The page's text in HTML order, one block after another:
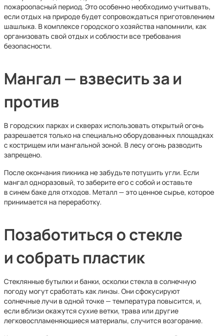
пожароопасный период. Это особенно необходимо учитывать,
если отдых на природе будет сопровождаться приготовлением
шашлыка. В комплексе городского хозяйства напомнили, как
организовать свой отдых и соблюсти все требования
безопасности.
Мангал — взвесить за и
против
В городских парках и скверах использовать открытый огонь
разрешается только на специально оборудованных площадках
с кострищем или мангальной зоной. В лесу огонь разводить
запрещено.
После окончания пикника не забудьте потушить угли. Если
мангал одноразовый, то заберите его с собой и оставьте
в синем баке для отходов. Металл — это ценное сырье, которое
принимается на переработку.
Позаботиться о стекле
и собрать пластик
Стеклянные бутылки и банки, осколки стекла в солнечную
погоду могут сработать как линзы. Они сфокусируют
солнечные лучи в одной точке — температура повысится, и,
если вблизи окажутся сухие ветки, трава или другие
легковоспламеняющиеся материалы, случится возгорание.